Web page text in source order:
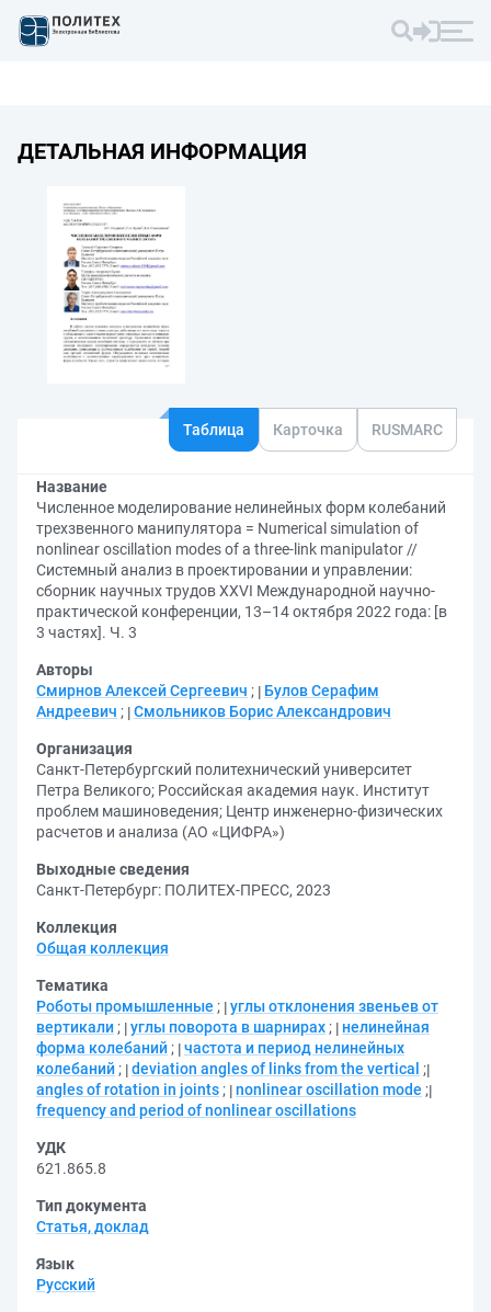
ДЕТАЛЬНАЯ ИНФОРМАЦИЯ
Таблица Карточка RUSMARC
Название
Численное моделирование нелинейных форм колебаний
трехзвенного манипулятора = Numerical simulation of
nonlinear oscillation modes of a three-link manipulator //
Системный анализ в проектировании и управлении:
сборник научных трудов XXVI Международной научно-
практической конференции, 13–14 октября 2022 года: [в
3 частях]. Ч. 3
Авторы
Смирнов Алексей Сергеевич ;
Булов Серафим
Андреевич ; Смольников Борис Александрович
Организация
Санкт-Петербургский политехнический университет
Петра Великого; Российская академия наук. Институт
проблем машиноведения; Центр инженерно-физических
расчетов и анализа (АО «ЦИФРА»)
Выходные сведения
Санкт-Петербург: ПОЛИТЕХ-ПРЕСС, 2023
Коллекция
Общая коллекция
Тематика
Роботы промышленные ; углы отклонения звеньев от
вертикали ; углы поворота в шарнирах ;
нелинейная
форма колебаний ; частота и период нелинейных
колебаний ; deviation angles of links from the vertical ;
angles of rotation in joints ; nonlinear oscillation mode ;
frequency and period of nonlinear oscillations
УДК
621.865.8
Тип документа
Статья, доклад
Язык
Русский